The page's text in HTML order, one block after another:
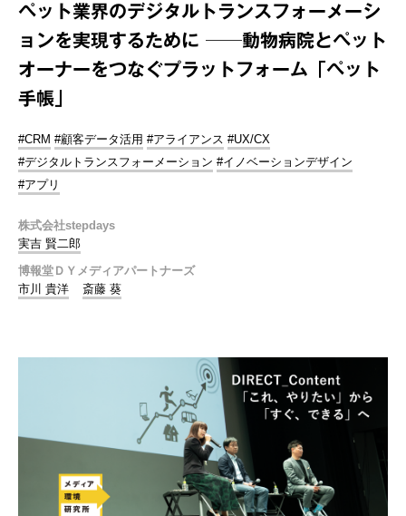
ペット業界のデジタルトランスフォーメーシ
ョンを実現するために ──動物病院とペット
オーナーをつなぐプラットフォーム「ペット
手帳」
#CRM #顧客データ活用 #アライアンス #UX/CX
#デジタルトランスフォーメーション #イノベーションデザイン
#アプリ
株式会社stepdays
実吉 賢二郎
博報堂ＤＹメディアパートナーズ
市川 貴洋
斎藤 葵